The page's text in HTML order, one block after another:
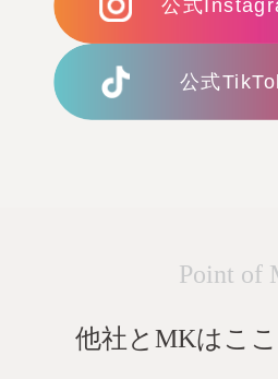
公式
公式
Point of
他社とMKはこ